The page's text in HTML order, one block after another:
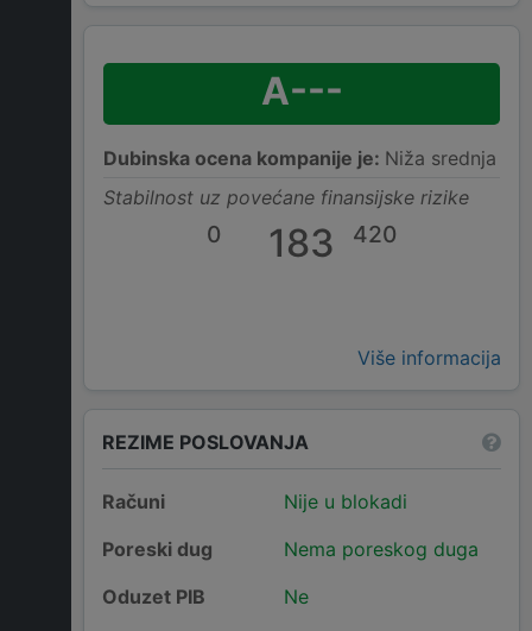
A---
Dubinska ocena kompanije je: Niža srednja
Stabilnost uz povećane finansijske rizike
0 183 420
Više informacija
REZIME POSLOVANJA
Računi
Nije u blokadi
Poreski dug
Nema poreskog duga
Oduzet PIB
Ne